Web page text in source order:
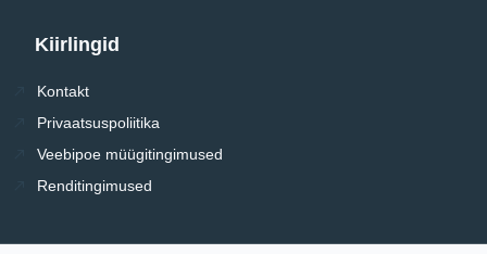
Kiirlingid
Kontakt
Privaatsuspoliitika
Veebipoe müügitingimused
Renditingimused